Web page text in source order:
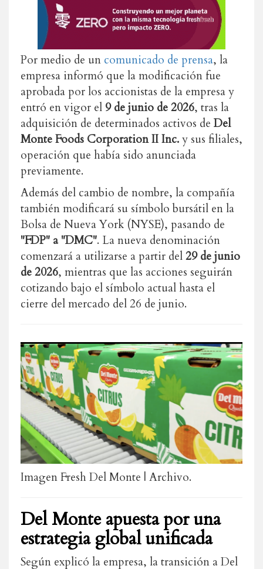
Por medio de un comunicado de prensa, la
empresa informó que la modificación fue
aprobada por los accionistas de la empresa y
entró en vigor el 9 de junio de 2026, tras la
adquisición de determinados activos de Del
Monte Foods Corporation II Inc.y sus filiales,
operación que había sido anunciada
previamente.
Además del cambio de nombre, la compañía
también modificará su símbolo bursátil en la
Bolsa de Nueva York (NYSE), pasando de
"FDP" a "DMC". La nueva denominación
comenzará a utilizarse a partir del29 de junio
de 2026, mientras que las acciones seguirán
cotizando bajo el símbolo actual hasta el
cierre del mercado del 26 de junio.
Imagen Fresh Del Monte | Archivo.
Del Monte apuesta por una
estrategia global unificada
Según explicó la empresa, la transición a Del